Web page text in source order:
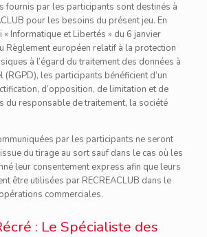
fournis par les participants sont destinés à
pour les besoins du présent jeu. En
Informatique et Libertés » du 6 janvier
Règlement européen relatif à la protection
à l’égard du traitement des données à
(RGPD), les participants bénéficient d’un
d’opposition, de limitation et de
du responsable de traitement, la société
par les participants ne seront
du tirage au sort sauf dans le cas où les
leur consentement express afin que leurs
être utilisées par RECREACLUB dans le
commerciales.
: Le Spécialiste des